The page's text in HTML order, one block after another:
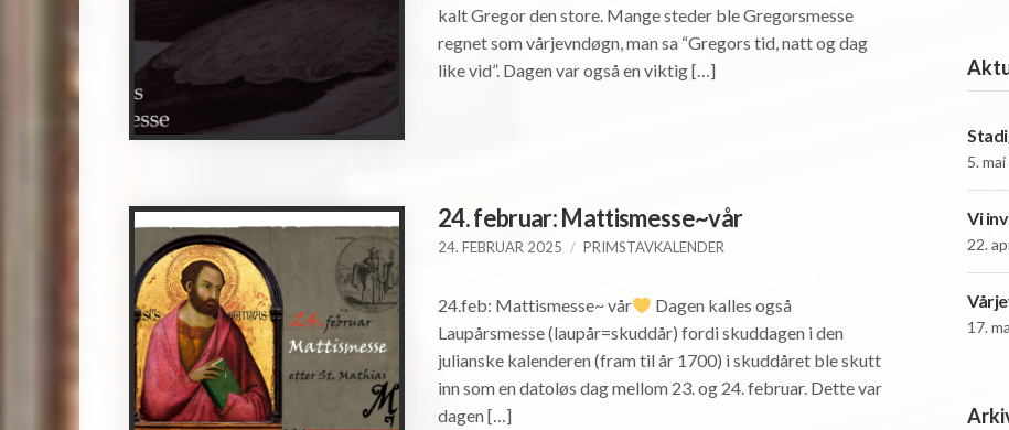
kalt Gregor den store. Mange steder ble Gregorsmesse
regnet som vårjevndøgn, man sa “Gregors tid, natt og dag
like vid”. Dagen var også en viktig […]
24. februar: Mattismesse~vår
24. FEBRUAR 2025 PRIMSTAVKALENDER
24.feb: Mattismesse~ vår
Dagen kalles også
Laupårsmesse (laupår=skuddår) fordi skuddagen i den
julianske kalenderen (fram til år 1700) i skuddåret ble skutt
inn som en datoløs dag mellom 23. og 24. februar. Dette var
dagen […]
5.
Vi
22.
17.